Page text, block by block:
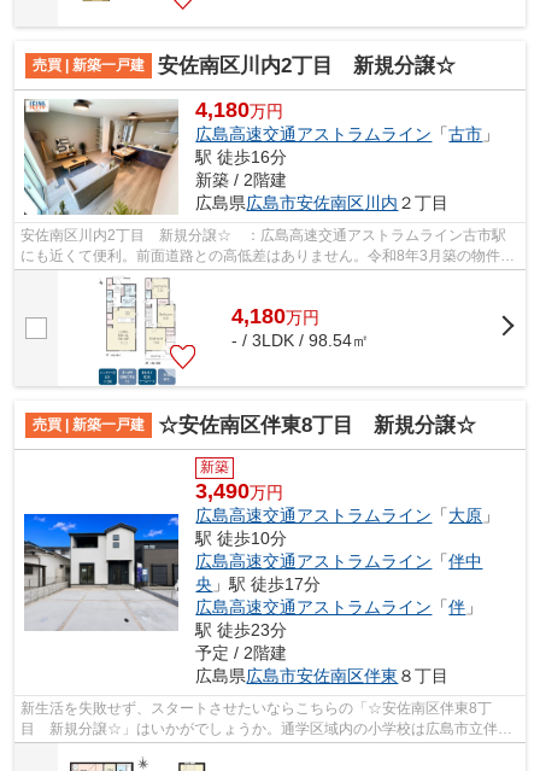
売買 | 新築一戸建 安佐南区川内2丁目 新規分譲☆
4,180万円
広島高速交通アストラムライン 「古市 」
駅 徒歩16分
新築 / 2階建
広島県広島市安佐南区川内 ２丁目
安佐南区川内2丁目 新規分譲☆ ：広島高速交通アストラムライン古市駅
にも近くて便利。前面道路との高低差はありません。令和8年3月築の物件と
なり、室内も綺麗です。戸建て物件をご...
4,180万円
- / 3LDK / 98.54㎡
売買 | 新築一戸建 ☆安佐南区伴東8丁目 新規分譲☆
新築
3,490万円
広島高速交通アストラムライン 「大原 」
駅 徒歩10分
広島高速交通アストラムライン 「伴中
央 」駅 徒歩17分
広島高速交通アストラムライン 「伴 」
駅 徒歩23分
予定 / 2階建
広島県広島市安佐南区伴東 ８丁目
新生活を失敗せず、スタートさせたいならこちらの「☆安佐南区伴東8丁
目 新規分譲☆」はいかがでしょうか。通学区域内の小学校は広島市立伴東